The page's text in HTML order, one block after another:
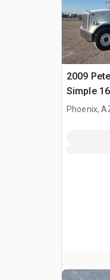
2009
Simple
Truck
Phoenix,